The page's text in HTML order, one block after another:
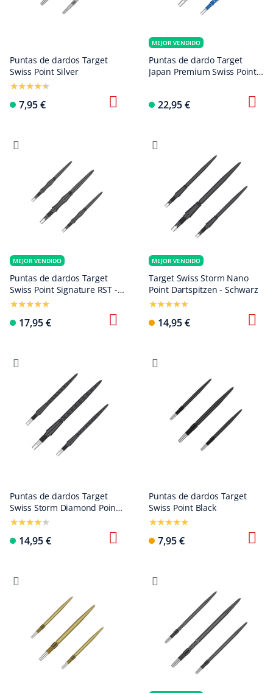
Puntas de dardos Target
Swiss Point Silver
7,95 €
MEJOR VENDIDO
Puntas de dardo Target
Japan Premium Swiss Point -
22,95 €
MEJOR VENDIDO
Puntas de dardos Target
Swiss Point Signature RST -
Negras
17,95 €
MEJOR VENDIDO
Target Swiss Storm Nano
Point Dartspitzen - Schwarz
14,95 €
Puntas de dardos Target
Swiss Storm Diamond Point -
Negras
14,95 €
Puntas de dardos Target
Swiss Point Black
7,95 €